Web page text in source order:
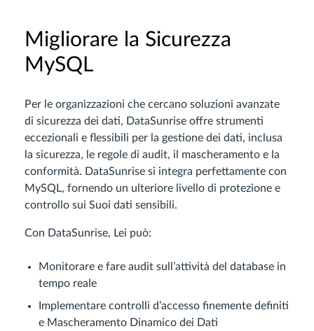
Migliorare la Sicurezza
MySQL
Per le organizzazioni che cercano soluzioni avanzate
di sicurezza dei dati, DataSunrise offre strumenti
eccezionali e flessibili per la gestione dei dati, inclusa
la sicurezza, le regole di audit, il mascheramento e la
conformità. DataSunrise si integra perfettamente con
MySQL, fornendo un ulteriore livello di protezione e
controllo sui Suoi dati sensibili.
Con DataSunrise, Lei può:
Monitorare e fare audit sull’attività del database in
tempo reale
Implementare controlli d’accesso finemente definiti
e Mascheramento Dinamico dei Dati